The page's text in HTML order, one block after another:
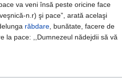
va veni însă peste oricine face
n.r) şi pace”, arată acelaşi
răbdare, bunătate, facere de
la pace: ,,Dumnezeul nădejdii să vă